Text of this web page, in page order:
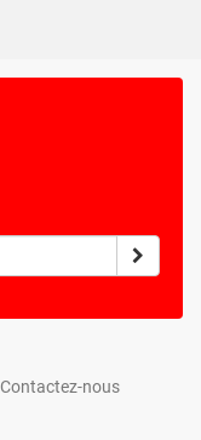
Contactez-nous